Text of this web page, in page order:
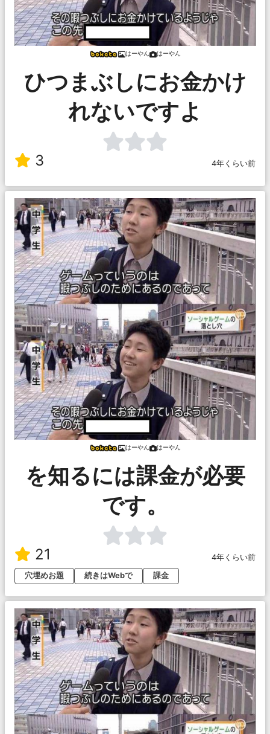
はーやん はーやん
ひつまぶしにお金かけ
れないですよ
3 4年くらい前
はーやん はーやん
を知るには課金が必要
です。
21
4年くらい前
穴埋めお題
続きはWebで 課金